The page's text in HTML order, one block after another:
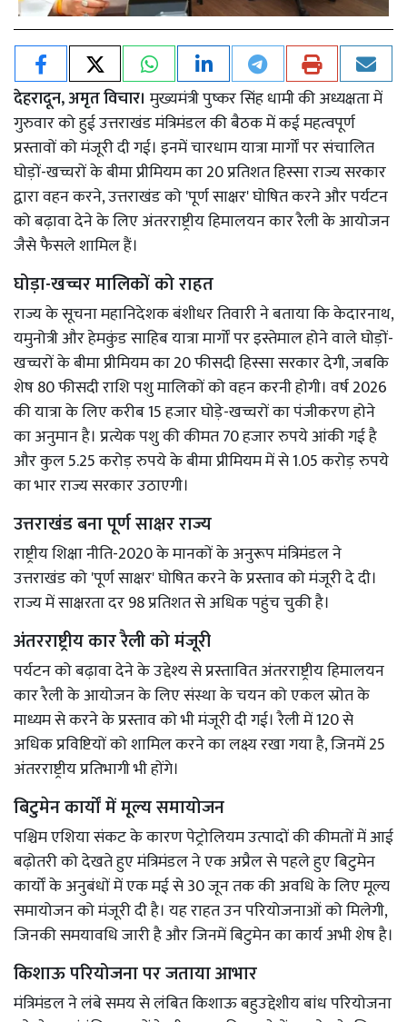
देहरादून, अमृत विचार। मुख्यमंत्री पुष्कर सिंह धामी की अध्यक्षता में
गुरुवार को हुई उत्तराखंड मंत्रिमंडल की बैठक में कई महत्वपूर्ण
प्रस्तावों को मंजूरी दी गई। इनमें चारधाम यात्रा मार्गों पर संचालित
घोड़ों-खच्चरों के बीमा प्रीमियम का 20 प्रतिशत हिस्सा राज्य सरकार
द्वारा वहन करने, उत्तराखंड को 'पूर्ण साक्षर' घोषित करने और पर्यटन
को बढ़ावा देने के लिए अंतरराष्ट्रीय हिमालयन कार रैली के आयोजन
जैसे फैसले शामिल हैं।
घोड़ा-खच्चर मालिकों को राहत
राज्य के सूचना महानिदेशक बंशीधर तिवारी ने बताया कि केदारनाथ,
यमुनोत्री और हेमकुंड साहिब यात्रा मार्गों पर इस्तेमाल होने वाले घोड़ों-
खच्चरों के बीमा प्रीमियम का 20 फीसदी हिस्सा सरकार देगी, जबकि
शेष 80 फीसदी राशि पशु मालिकों को वहन करनी होगी। वर्ष 2026
की यात्रा के लिए करीब 15 हजार घोड़े-खच्चरों का पंजीकरण होने
का अनुमान है। प्रत्येक पशु की कीमत 70 हजार रुपये आंकी गई है
और कुल 5.25 करोड़ रुपये के बीमा प्रीमियम में से 1.05 करोड़ रुपये
का भार राज्य सरकार उठाएगी।
उत्तराखंड बना पूर्ण साक्षर राज्य
राष्ट्रीय शिक्षा नीति-2020 के मानकों के अनुरूप मंत्रिमंडल ने
उत्तराखंड को 'पूर्ण साक्षर' घोषित करने के प्रस्ताव को मंजूरी दे दी।
राज्य में साक्षरता दर 98 प्रतिशत से अधिक पहुंच चुकी है।
अंतरराष्ट्रीय कार रैली को मंजूरी
पर्यटन को बढ़ावा देने के उद्देश्य से प्रस्तावित अंतरराष्ट्रीय हिमालयन
कार रैली के आयोजन के लिए संस्था के चयन को एकल स्रोत के
माध्यम से करने के प्रस्ताव को भी मंजूरी दी गई। रैली में 120 से
अधिक प्रविष्टियों को शामिल करने का लक्ष्य रखा गया है, जिनमें 25
अंतरराष्ट्रीय प्रतिभागी भी होंगे।
बिटुमेन कार्यों में मूल्य समायोजन
पश्चिम एशिया संकट के कारण पेट्रोलियम उत्पादों की कीमतों में आई
बढ़ोतरी को देखते हुए मंत्रिमंडल ने एक अप्रैल से पहले हुए बिटुमेन
कार्यों के अनुबंधों में एक मई से 30 जून तक की अवधि के लिए मूल्य
समायोजन को मंजूरी दी है। यह राहत उन परियोजनाओं को मिलेगी,
जिनकी समयावधि जारी है और जिनमें बिटुमेन का कार्य अभी शेष है।
किशाऊ परियोजना पर जताया आभार
मंत्रिमंडल ने लंबे समय से लंबित किशाऊ बहुउद्देशीय बांध परियोजना